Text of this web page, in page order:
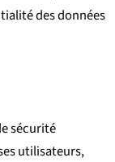
des données
sécurité
utilisateurs,